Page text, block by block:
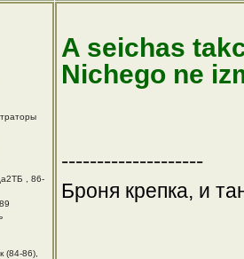
, 86-
(84-86),
A seichas
Nichego ne
--------------------
Броня крепка, и